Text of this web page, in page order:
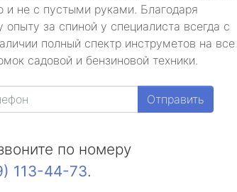
и не с пустыми руками. Благодаря
за спиной у специалиста всегда с
полный спектр инструметов на все
садовой и бензиновой техники.
Отправить
по номеру
113-44-73.